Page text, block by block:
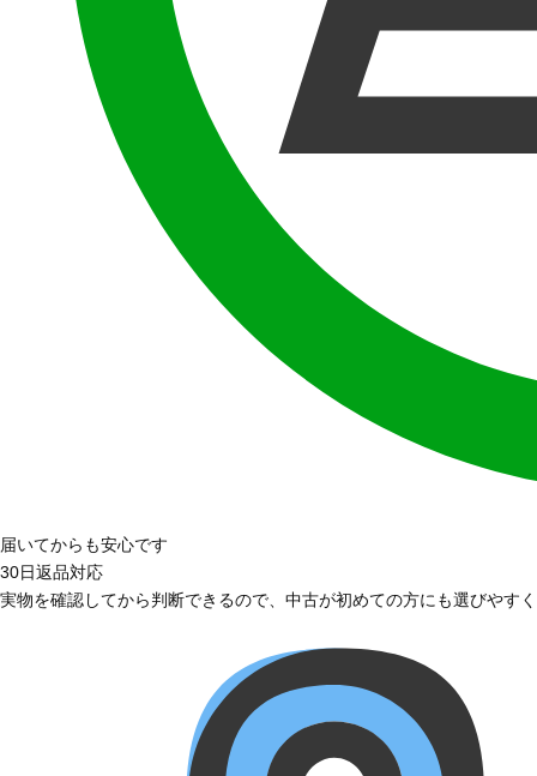
届いてからも安心です
30日返品対応
実物を確認してから判断できるので、中古が初めての方にも選びやす